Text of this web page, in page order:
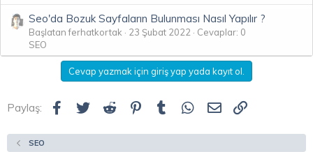
Seo'da Bozuk Sayfaların Bulunması Nasıl Yapılır ?
Başlatan ferhatkortak 23 Şubat 2022
Cevaplar: 0
SEO
Cevap yazmak için giriş yap yada kayıt ol.
Paylaş: Facebook
Twitter Reddit Pinterest
Tumblr WhatsApp
E-posta
SEO